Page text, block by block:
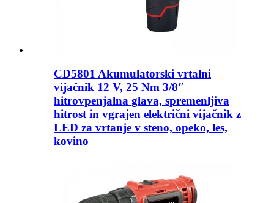
CD5801 Akumulatorski vrtalni
vijačnik 12 V, 25 Nm 3/8″
hitrovpenjalna glava, spremenljiva
hitrost in vgrajen električni vijačnik z
LED za vrtanje v steno, opeko, les,
kovino